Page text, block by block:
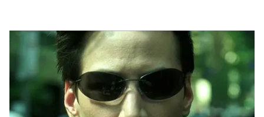
সরকার স্পষ্টভাবে জানিয়ে দিয়েছে যে, DR গণনার
সময় যদি টাকার অঙ্কটি পয়সায় (paise) এসে
দাঁড়ায়, তবে নিয়ম অনুযায়ী সেটিকে পরবর্তী পূর্ণ
টাকায় (rupee) উন্নীত বা 'রাউন্ড-আপ' করে
নেওয়া হবে। উদাহরণস্বরূপ, যদি গণনার ফলাফল